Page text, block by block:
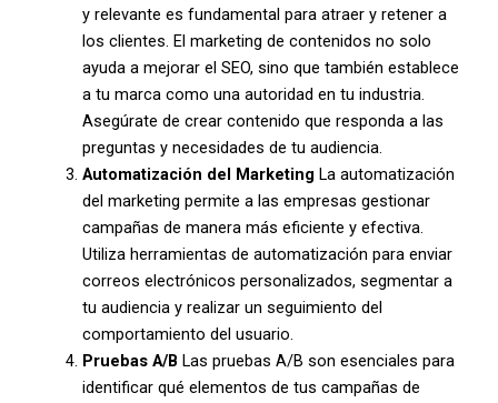
y relevante es fundamental para atraer y retener a
los clientes. El marketing de contenidos no solo
ayuda a mejorar el SEO, sino que también establece
a tu marca como una autoridad en tu industria.
Asegúrate de crear contenido que responda a las
preguntas y necesidades de tu audiencia.
Automatización del Marketing La automatización
del marketing permite a las empresas gestionar
campañas de manera más eficiente y efectiva.
Utiliza herramientas de automatización para enviar
correos electrónicos personalizados, segmentar a
tu audiencia y realizar un seguimiento del
comportamiento del usuario.
Pruebas A/B Las pruebas A/B son esenciales para
identificar qué elementos de tus campañas de